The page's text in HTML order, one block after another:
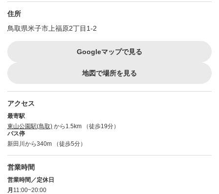
住所
鳥取県米子市上福原2丁目1-2
Googleマップで見る
地図で場所を見る
アクセス
最寄駅
東山公園駅(鳥取) から1.5km （徒歩19分）
バス停
新田川から340m （徒歩5分）
営業時間
営業時間／定休日
月 11:00~20:00